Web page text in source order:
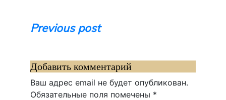
Навигация
записям
Previous post
Добавить комментарий
Ваш адрес email не будет опубликован.
Обязательные поля помечены *